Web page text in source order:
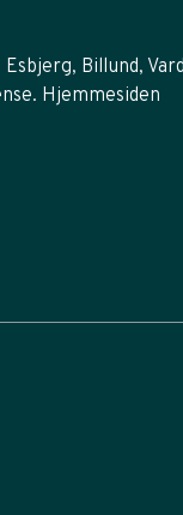
Billund,
Hjemmesiden